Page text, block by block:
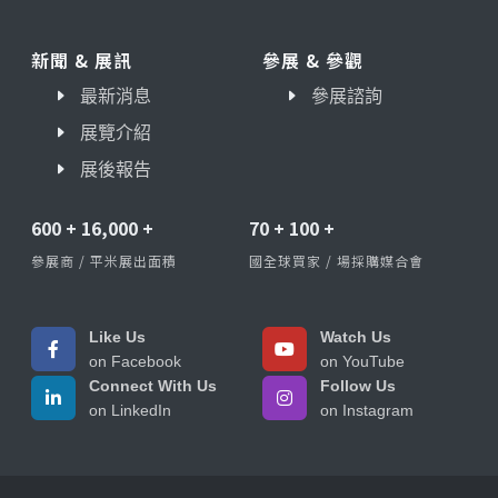
新聞 & 展訊
最新消息
展覽介紹
展後報告
參展 & 參觀
參展諮詢
600 + 16,000 +
參展商 / 平米展出面積
70 + 100 +
國全球買家 / 場採購媒合會
Like Us
on Facebook
Watch Us
on YouTube
Connect With Us
on LinkedIn
Follow Us
on Instagram